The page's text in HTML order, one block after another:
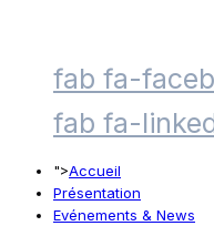
fab fa-
fab fa-
">Accueil
Présentation
Evénements & News